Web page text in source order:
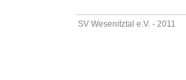
SV Wesenitztal e.V. - 2011